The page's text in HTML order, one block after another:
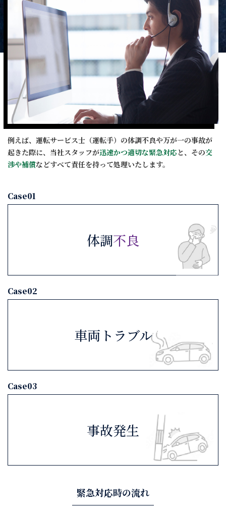
例えば、運転サービス士（運転手）の体調不良や万が一の事故が
起きた際に、当社スタッフが迅速かつ適切な緊急対応 と、その交
渉や補償などすべて責任を持って処理いたします。
Case01
体調不良
Case02
車両トラブル
Case03
事故発生
緊急対応時の流れ